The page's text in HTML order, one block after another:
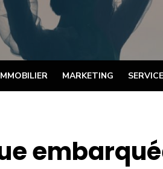
MARKETING